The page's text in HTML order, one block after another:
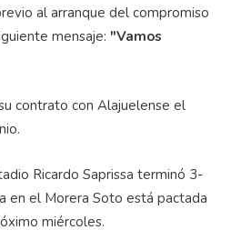
al arranque del compromiso
mensaje: "Vamos
contrato con Alajuelense el
Ricardo Saprissa terminó 3-
en el Morera Soto está pactada
miércoles.